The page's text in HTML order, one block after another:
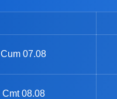
Cum 07.08
Cmt 08.08